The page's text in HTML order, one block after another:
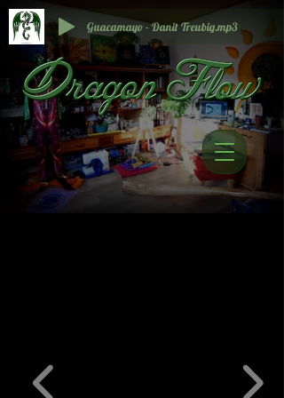
Guacamayo - Danit Treubig.mp3